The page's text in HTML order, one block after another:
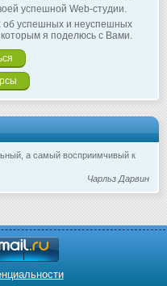
успешной Web-студии.
об успешных и неуспешных
я поделюсь с Вами.
а самый восприимчивый к
Чарльз Дарвин